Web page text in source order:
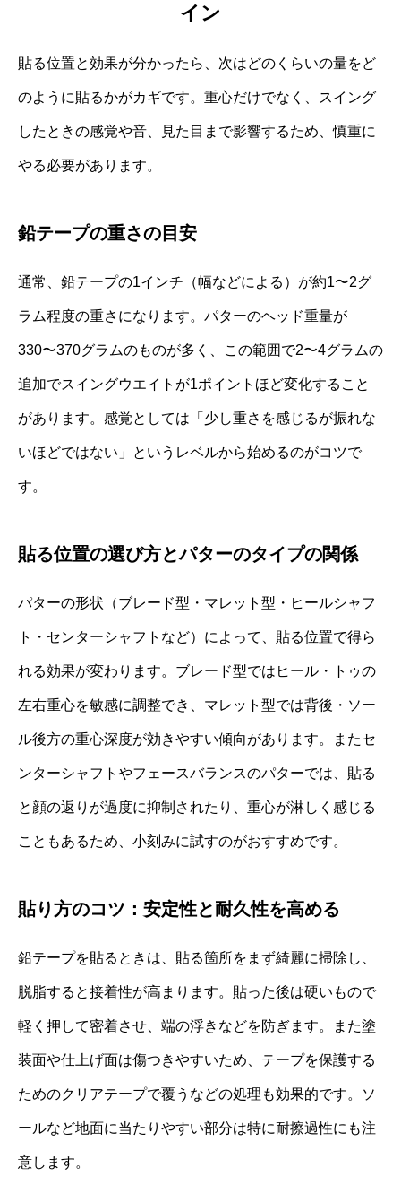
イン
貼る位置と効果が分かったら、次はどのくらいの量をど
のように貼るかがカギです。重心だけでなく、スイング
したときの感覚や音、見た目まで影響するため、慎重に
やる必要があります。
鉛テープの重さの目安
通常、鉛テープの1インチ（幅などによる）が約1〜2グ
ラム程度の重さになります。パターのヘッド重量が
330〜370グラムのものが多く、この範囲で2〜4グラムの
追加でスイングウエイトが1ポイントほど変化すること
があります。感覚としては「少し重さを感じるが振れな
いほどではない」というレベルから始めるのがコツで
す。
貼る位置の選び方とパターのタイプの関係
パターの形状（ブレード型・マレット型・ヒールシャフ
ト・センターシャフトなど）によって、貼る位置で得ら
れる効果が変わります。ブレード型ではヒール・トゥの
左右重心を敏感に調整でき、マレット型では背後・ソー
ル後方の重心深度が効きやすい傾向があります。またセ
ンターシャフトやフェースバランスのパターでは、貼る
と顔の返りが過度に抑制されたり、重心が淋しく感じる
こともあるため、小刻みに試すのがおすすめです。
貼り方のコツ：安定性と耐久性を高める
鉛テープを貼るときは、貼る箇所をまず綺麗に掃除し、
脱脂すると接着性が高まります。貼った後は硬いもので
軽く押して密着させ、端の浮きなどを防ぎます。また塗
装面や仕上げ面は傷つきやすいため、テープを保護する
ためのクリアテープで覆うなどの処理も効果的です。ソ
ールなど地面に当たりやすい部分は特に耐擦過性にも注
意します。